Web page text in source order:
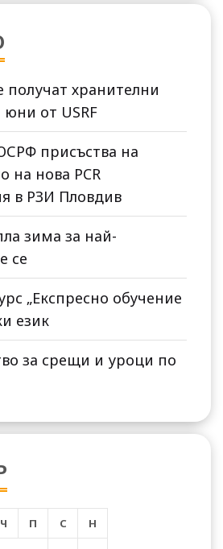
получат хранителни
от USRF
присъства на
на нова PCR
в РЗИ Пловдив
зима за най-
се
„Експресно обучение
език
за срещи и уроци по
Ч П С Н